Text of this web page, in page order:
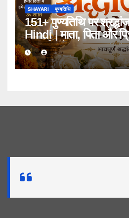
SHAYARI पुण्यतिथि
151+ पुण्यतिथि पर
Hindi | माता, पिता और
भावपूर्ण संदेश